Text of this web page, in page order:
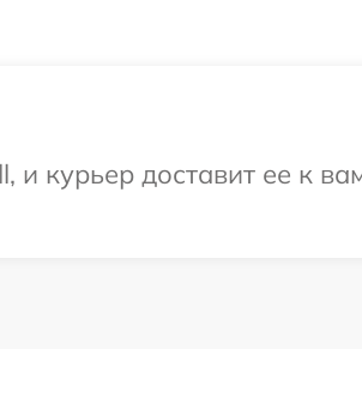
и курьер доставит ее к